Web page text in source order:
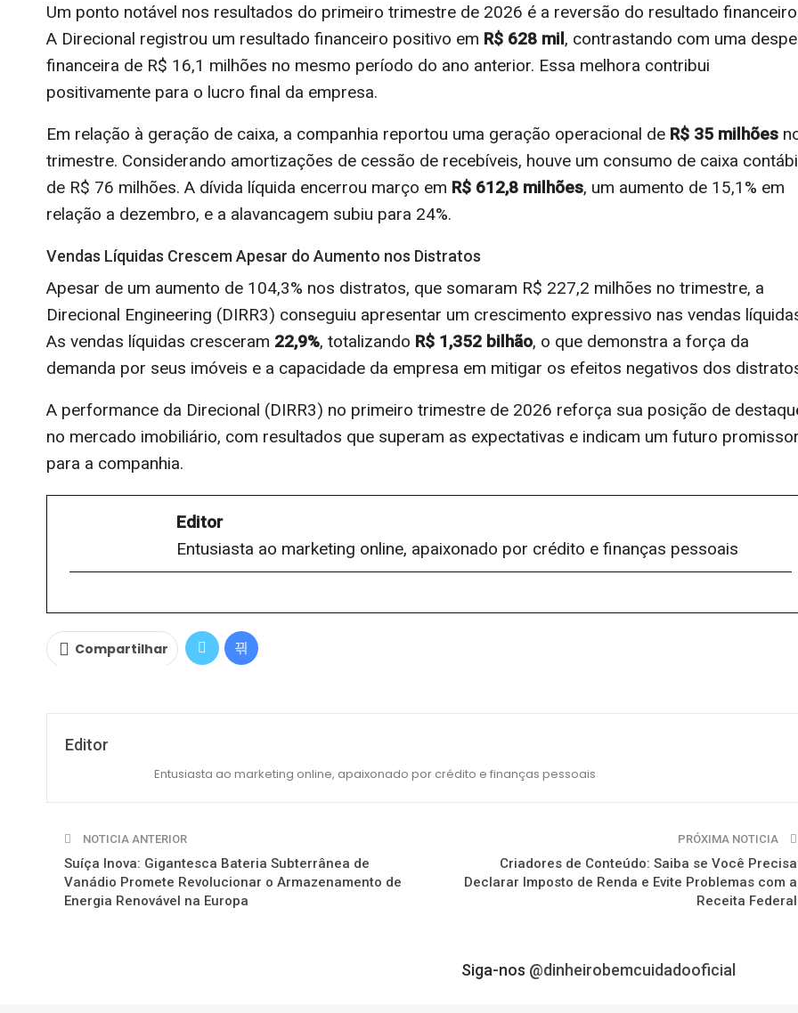
Um ponto notável nos resultados do primeiro trimestre de 2026 é a reversão do resultado
A Direcional registrou um resultado financeiro positivo em R$ 628 mil, contrastando com uma
financeira de R$ 16,1 milhões no mesmo período do ano anterior. Essa melhora contribui
positivamente para o lucro final da empresa.
Em relação à geração de caixa, a companhia reportou uma geração operacional de R$ 35 milhões
trimestre. Considerando amortizações de cessão de recebíveis, houve um consumo de caixa
de R$ 76 milhões. A dívida líquida encerrou março em R$ 612,8 milhões, um aumento de 15,1% em
relação a dezembro, e a alavancagem subiu para 24%.
Vendas Líquidas Crescem Apesar do Aumento nos Distratos
Apesar de um aumento de 104,3% nos distratos, que somaram R$ 227,2 milhões no trimestre, a
Direcional Engineering (DIRR3) conseguiu apresentar um crescimento expressivo nas vendas
As vendas líquidas cresceram 22,9%, totalizando R$ 1,352 bilhão, o que demonstra a força da
demanda por seus imóveis e a capacidade da empresa em mitigar os efeitos negativos dos
A performance da Direcional (DIRR3) no primeiro trimestre de 2026 reforça sua posição de
no mercado imobiliário, com resultados que superam as expectativas e indicam um futuro promissor
para a companhia.
Editor
Entusiasta ao marketing online, apaixonado por crédito e finanças pessoais
Compartilhar
Editor
Entusiasta ao marketing online, apaixonado por crédito e finanças pessoais
NOTICIA ANTERIOR
Suíça Inova: Gigantesca Bateria Subterrânea de
Vanádio Promete Revolucionar o Armazenamento de
Energia Renovável na Europa
PRÓXIMA NOTICIA
Criadores de Conteúdo: Saiba se Você Precisa
Declarar Imposto de Renda e Evite Problemas com a
Receita Federal
Siga-nos @dinheirobemcuidadooficial